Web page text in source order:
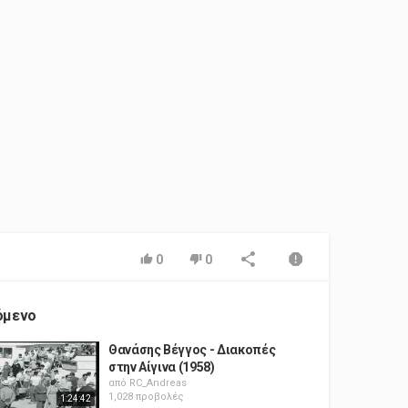
0 0
1:24:42
Θανάσης Βέγγος - Διακοπές
στην Αίγινα (1958)
από RC_Andreas
1,028 προβολές